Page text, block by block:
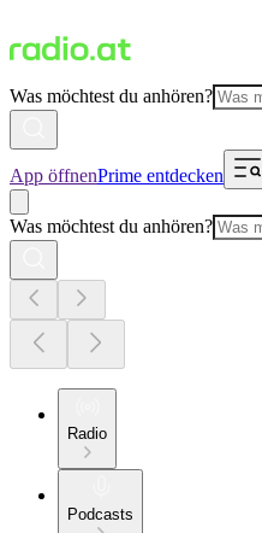
Was möchtest du anhören?
App öffnenPrime entdecken
Was möchtest du anhören?
Radio
Podcasts